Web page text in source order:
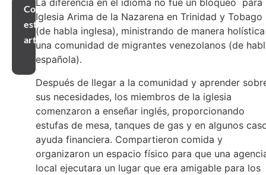
Compartir
este
artículo
La diferencia en el idioma no fue un bloqueo para
Iglesia Arima de la Nazarena en Trinidad y Tobago
(de habla inglesa), ministrando de manera
una comunidad de migrantes venezolanos (de
española).
Después de llegar a la comunidad y aprender
sus necesidades, los miembros de la iglesia
comenzaron a enseñar inglés, proporcionando
estufas de mesa, tanques de gas y en algunos
ayuda financiera. Compartieron comida y
organizaron un espacio físico para que una
local ejecutara un lugar que era amigable para los